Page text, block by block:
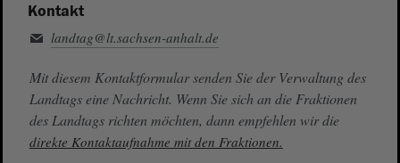
Kontakt
landtag@lt.sachsen-anhalt.de
Mit diesem Kontaktformular senden Sie der Verwaltung des
Landtags eine Nachricht. Wenn Sie sich an die Fraktionen
des Landtags richten möchten, dann empfehlen wir die
direkte Kontaktaufnahme mit den Fraktionen.